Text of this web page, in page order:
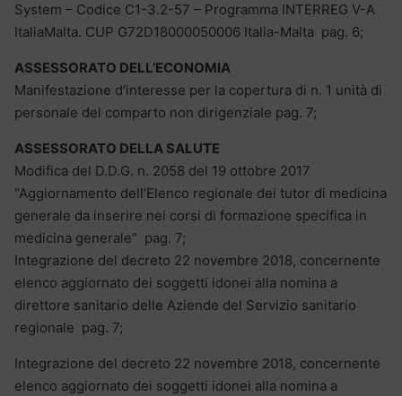
System – Codice C1-3.2-57 – Programma INTERREG V-A
ItaliaMalta. CUP G72D18000050006 Italia-Malta pag. 6;
ASSESSORATO DELL’ECONOMIA
Manifestazione d’interesse per la copertura di n. 1 unità di
personale del comparto non dirigenziale pag. 7;
ASSESSORATO DELLA SALUTE
Modifica del D.D.G. n. 2058 del 19 ottobre 2017
“Aggiornamento dell’Elenco regionale dei tutor di medicina
generale da inserire nei corsi di formazione specifica in
medicina generale” pag. 7;
Integrazione del decreto 22 novembre 2018, concernente
elenco aggiornato dei soggetti idonei alla nomina a
direttore sanitario delle Aziende del Servizio sanitario
regionale pag. 7;
Integrazione del decreto 22 novembre 2018, concernente
elenco aggiornato dei soggetti idonei alla nomina a